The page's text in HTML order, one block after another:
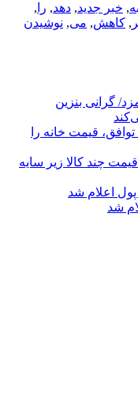
به, خبر جدید, دهد, را ,
, کاهش, می, نوشیدن
دستمزد/ گرانی بنزین
قیمت خانه را
چند کالا زیر سایه
اعلام شد
شد